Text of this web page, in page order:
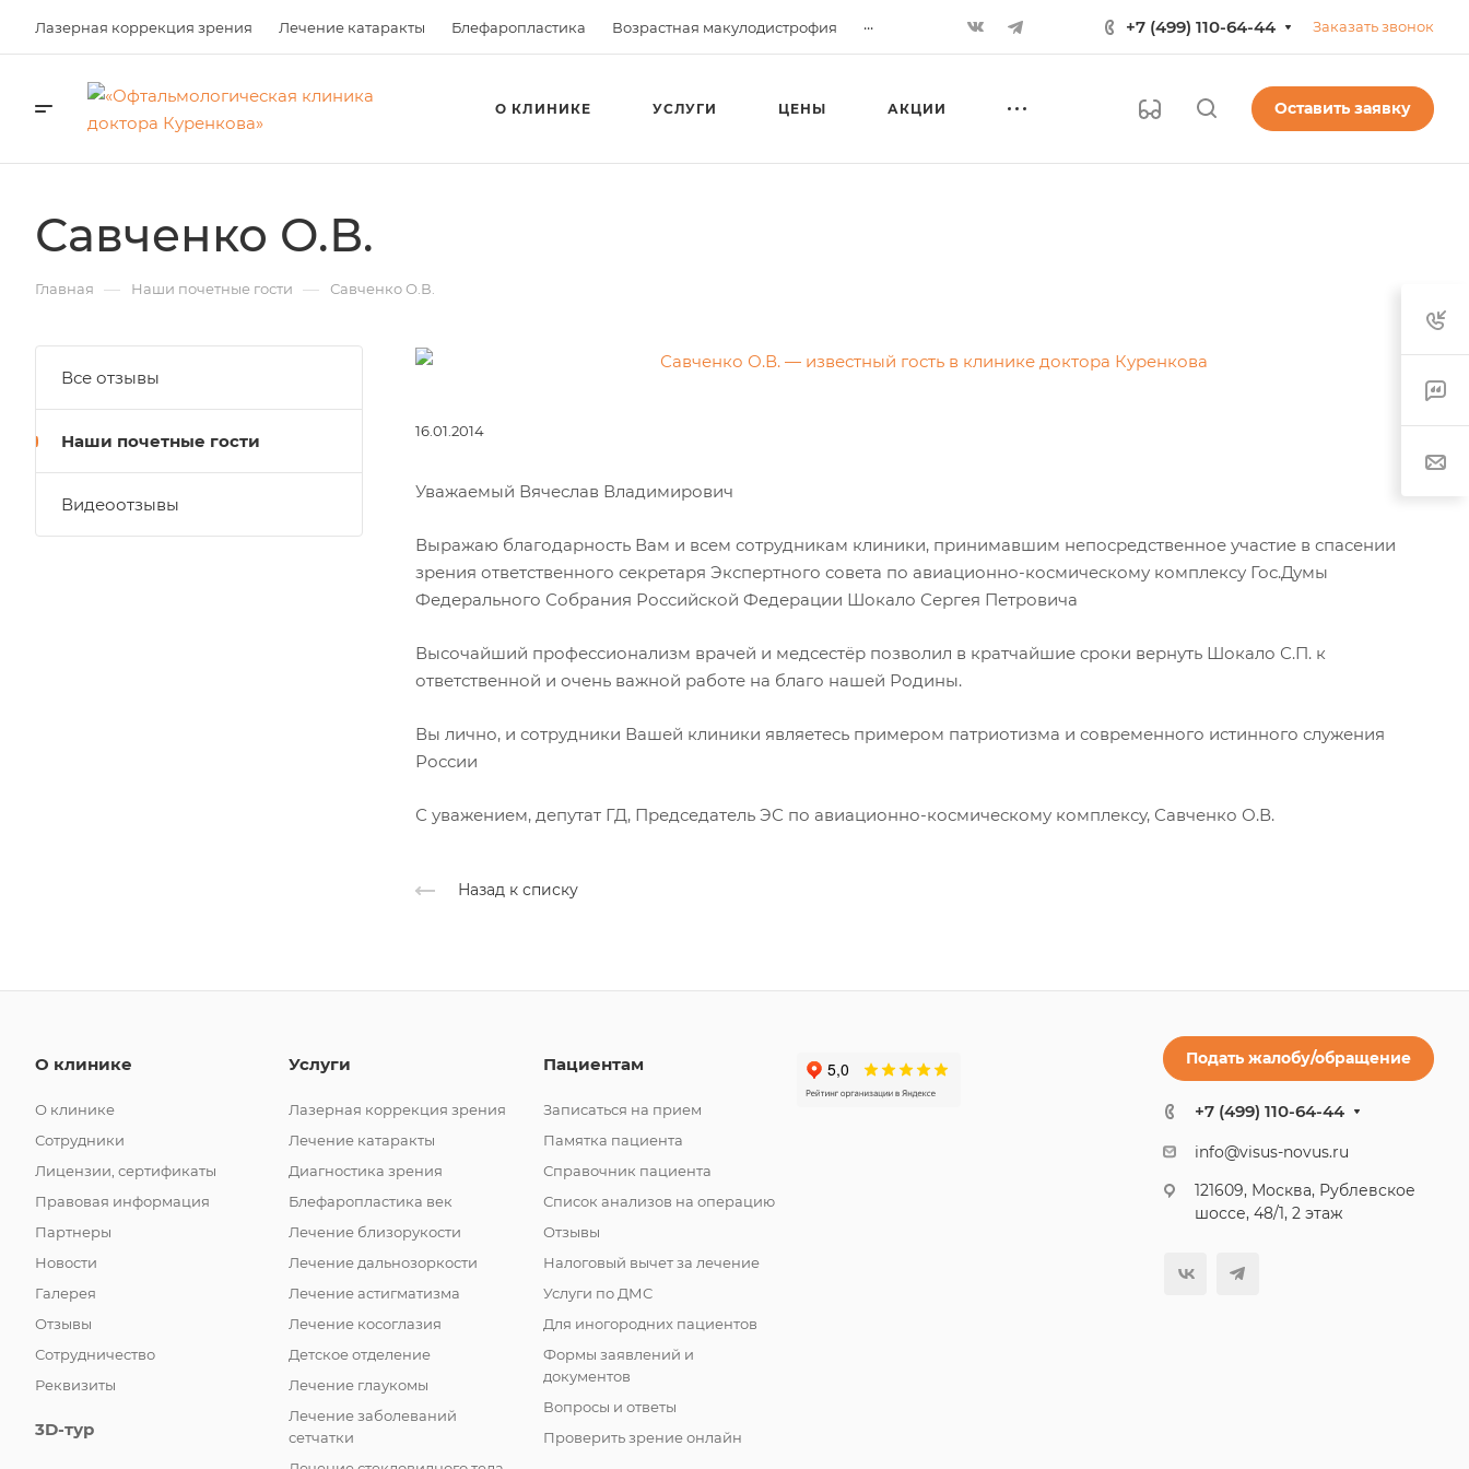
Лазерная коррекция зрения Лечение катаракты Блефаропластика Возрастная макулодистрофия ... +7 (499) 110-64-44 Заказать звонок
О КЛИНИКЕ УСЛУГИ ЦЕНЫ АКЦИИ Оставить заявку
Савченко О.В.
Главная — Наши почетные гости — Савченко О.В.
16.01.2014
Уважаемый Вячеслав Владимирович
Выражаю благодарность Вам и всем сотрудникам клиники, принимавшим непосредственное участие в спасении
зрения ответственного секретаря Экспертного совета по авиационно-космическому комплексу Гос.Думы
Федерального Собрания Российской Федерации Шокало Сергея Петровича
Высочайший профессионализм врачей и медсестёр позволил в кратчайшие сроки вернуть Шокало С.П. к
ответственной и очень важной работе на благо нашей Родины.
Вы лично, и сотрудники Вашей клиники являетесь примером патриотизма и современного истинного служения
России
С уважением, депутат ГД, Председатель ЭС по авиационно-космическому комплексу, Савченко О.В.
Назад к списку
Все отзывы
Наши почетные гости
Видеоотзывы
О клинике
О клинике
Сотрудники
Лицензии, сертификаты
Правовая информация
Партнеры
Новости
Галерея
Отзывы
Сотрудничество
Реквизиты
3D-тур
Услуги
Лазерная коррекция зрения
Лечение катаракты
Диагностика зрения
Блефаропластика век
Лечение близорукости
Лечение дальнозоркости
Лечение астигматизма
Лечение косоглазия
Детское отделение
Лечение глаукомы
Лечение заболеваний
сетчатки
Пациентам
Записаться на прием
Памятка пациента
Справочник пациента
Список анализов на операцию
Отзывы
Налоговый вычет за лечение
Услуги по ДМС
Для иногородних пациентов
Формы заявлений и
документов
Вопросы и ответы
Проверить зрение онлайн
Подать жалобу/обращение
+7 (499) 110-64-44
info@visus-novus.ru
121609, Москва, Рублевское
шоссе, 48/1, 2 этаж